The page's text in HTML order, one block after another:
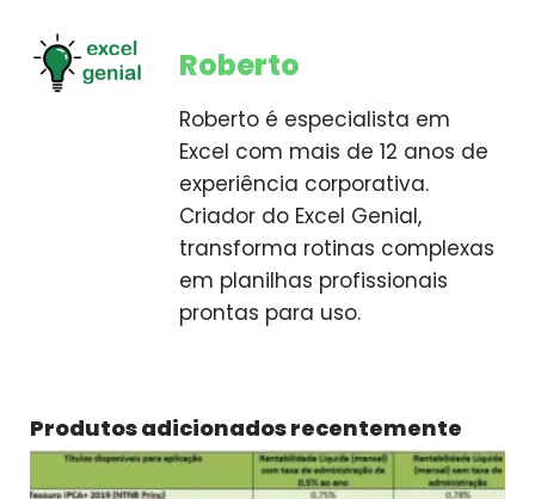
Roberto
Roberto é especialista em
Excel com mais de 12 anos de
experiência corporativa.
Criador do Excel Genial,
transforma rotinas complexas
em planilhas profissionais
prontas para uso.
Produtos adicionados recentemente